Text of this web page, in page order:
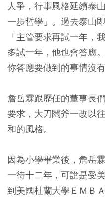
人爭，行事風格延續泰
一步哲學」。過去泰山
「主管要求再試一年，
多試一年，他也會答應
你答應要做到的事情沒
詹岳霖跟歷任的董事長
要求，大刀闊斧一改以
和的風格。
因為小學畢業後，詹岳
一待十二年，可說是受
到美國杜蘭大學ＥＭＢ